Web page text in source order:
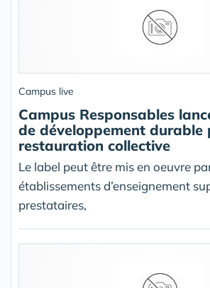
Campus live
Campus Responsables
de développement durable
restauration collective
Le label peut être mis en oeuvre
établissements d’enseignement
prestataires,